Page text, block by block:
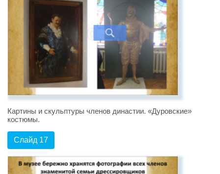
Картины и скульптуры членов династии. «Дуровские»
костюмы.
Слайд 17